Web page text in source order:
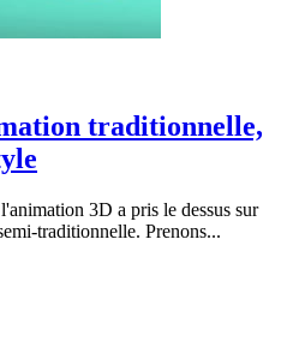
traditionnelle,
3D a pris le dessus sur
traditionnelle. Prenons...